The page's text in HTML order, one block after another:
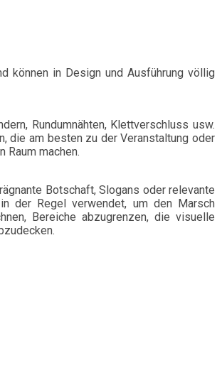
können in Design und Ausführung völlig
Rundumnähten, Klettverschluss usw.
die am besten zu der Veranstaltung oder
Raum machen.
Botschaft, Slogans oder relevante
der Regel verwendet, um den Marsch
Bereiche abzugrenzen, die visuelle